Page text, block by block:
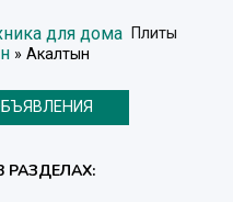
для дома Плиты
» Акалтын
РАЗДЕЛАХ: